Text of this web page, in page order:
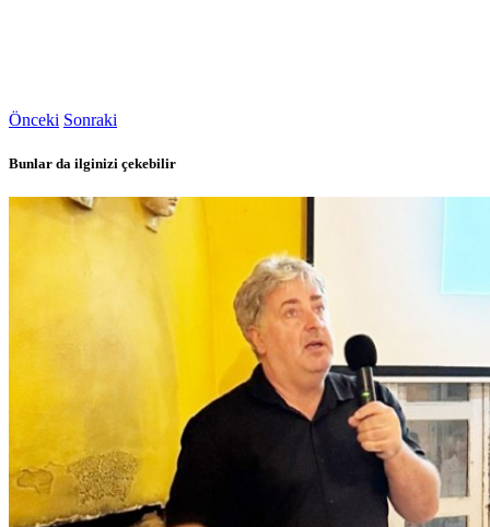
Önceki Sonraki
Bunlar da ilginizi çekebilir